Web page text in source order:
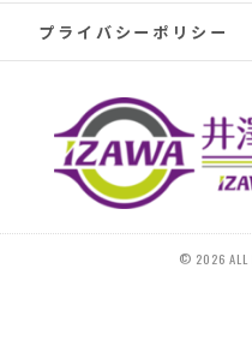
They conducted a
and inspecting the attic
and were able to
They discovered that
deteriorated, with
hole in one spot.
since I plan to move in
プライバシーポリシー
© 2026 ALL